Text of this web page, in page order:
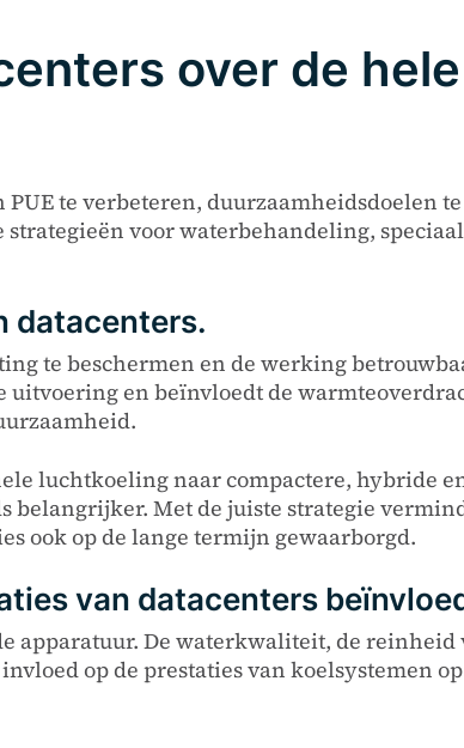
over de hele
te verbeteren, duurzaamheidsdoelen te
voor waterbehandeling, speciaal
datacenters.
te beschermen en de werking
en beïnvloedt de
luchtkoeling naar compactere, hybride
belangrijker. Met de juiste strategie
ook op de lange termijn gewaarborgd.
van datacenters
apparatuur. De waterkwaliteit, de reinheid
op de prestaties van koelsystemen